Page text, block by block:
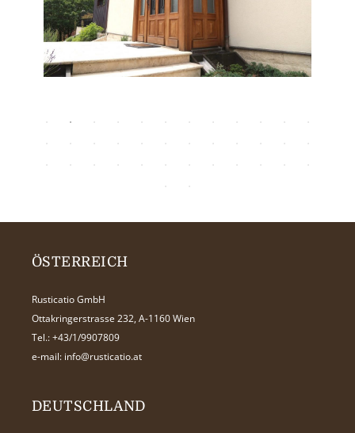
ÖSTERREICH
Rusticatio GmbH
Ottakringerstrasse 232, A-1160 Wien
Tel.: +43/1/9907809
e-mail: info@rusticatio.at
DEUTSCHLAND